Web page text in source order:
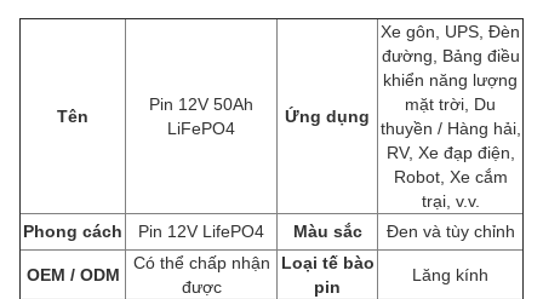
Tên
Pin 12V 50Ah
LiFePO4
Ứng dụng
Xe gôn, UPS, Đèn
đường, Bảng điều
khiển năng lượng
mặt trời, Du
thuyền / Hàng hải,
RV, Xe đạp điện,
Robot, Xe cắm
trại, v.v.
Phong cách
Pin 12V LifePO4 Màu sắc Đen và tùy chỉnh
OEM / ODM
Có thể chấp nhận
được
Loại tế bào
pin
Lăng kính